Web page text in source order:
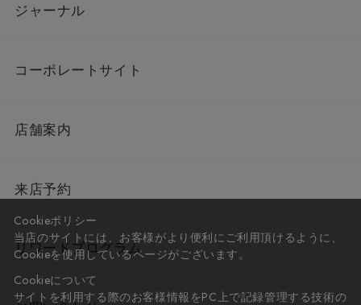
ジャーナル
コーポレートサイト
店舗案内
来店予約
リワードプログラム
Cookieポリシー
当店のサイトには、お客様がより便利にご利用頂けるように、
Cookieを使用しているページがございます。
Cookieについて
サイトを利用する際のお客様情報をPC上で記録管理する技術の